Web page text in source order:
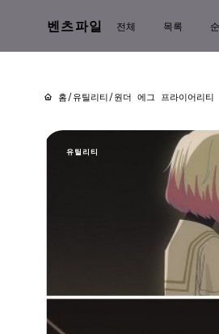
벤츠파일 전체 목록
홈/유틸리티/원더 에그 프라이어
유틸리티